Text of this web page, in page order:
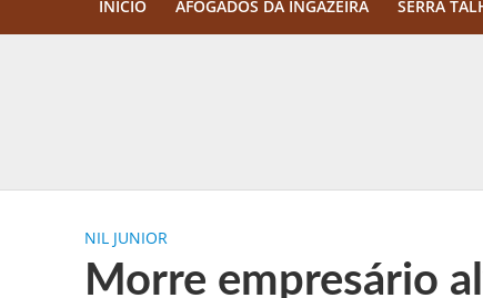
INICIO AFOGADOS DA INGAZEIRA SERRA
Twin lança torneio semanal
NIL JUNIOR
Morre empresário